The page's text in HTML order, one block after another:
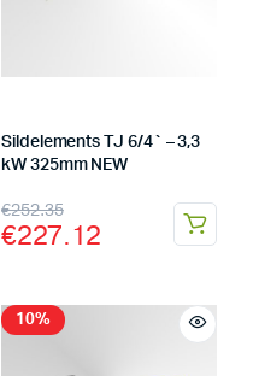
Sildelements TJ 6/4` – 3,3
kW 325mm NEW
€252.35
€227.12
10%